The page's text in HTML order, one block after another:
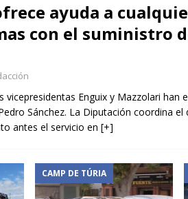
ayuda a
con el suministro
vicepresidentas Enguix y Mazzolari han
Sánchez. La Diputación coordina
antes el servicio en [+]
CAMP DE TÚRIA